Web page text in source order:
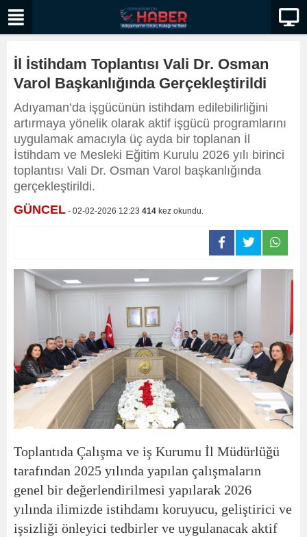
İl İstihdam Toplantısı Vali Dr. Osman
Varol Başkanlığında Gerçekleştirildi
Adıyaman’da işgücünün istihdam edilebilirliğini
artırmaya yönelik olarak aktif işgücü programlarını
uygulamak amacıyla üç ayda bir toplanan İl
İstihdam ve Mesleki Eğitim Kurulu 2026 yılı birinci
toplantısı Vali Dr. Osman Varol başkanlığında
gerçekleştirildi.
GÜNCEL - 02-02-2026 12:23 414 kez okundu.
Toplantıda Çalışma ve iş Kurumu İl Müdürlüğü
tarafından 2025 yılında yapılan çalışmaların
genel bir değerlendirilmesi yapılarak 2026
yılında ilimizde istihdamı koruyucu, geliştirici ve
işsizliği önleyici tedbirler ve uygulanacak aktif